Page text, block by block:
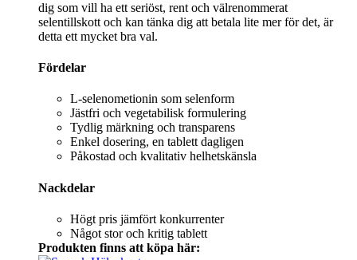
dig som vill ha ett seriöst, rent och välrenommerat
selentillskott och kan tänka dig att betala lite mer för det, är
detta ett mycket bra val.
Fördelar
L-selenometionin som selenform
Jästfri och vegetabilisk formulering
Tydlig märkning och transparens
Enkel dosering, en tablett dagligen
Påkostad och kvalitativ helhetskänsla
Nackdelar
Högt pris jämfört konkurrenter
Något stor och kritig tablett
Produkten finns att köpa här: